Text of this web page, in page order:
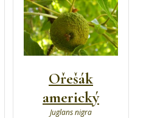
Ořešák
americký
Juglans nigra